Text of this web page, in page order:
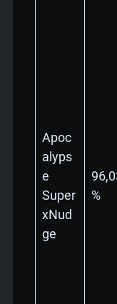
Apoc
alyps
e
Super
xNud
ge
%